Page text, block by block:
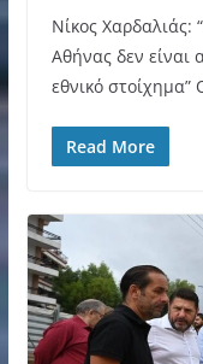
Νίκος Χαρδαλιάς:
Αθήνας δεν είναι
εθνικό στοίχημα”
Read More